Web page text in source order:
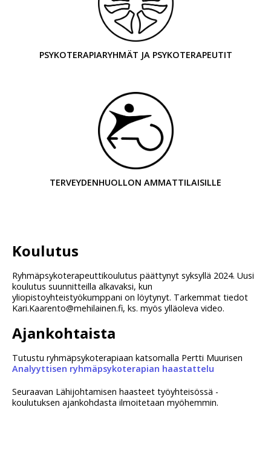
PSYKOTERAPIARYHMÄT JA PSYKOTERAPEUTIT
TERVEYDENHUOLLON AMMATTILAISILLE
Koulutus
Ryhmäpsykoterapeuttikoulutus päättynyt syksyllä 2024. Uusi
koulutus suunnitteilla alkavaksi, kun
yliopistoyhteistyökumppani on löytynyt. Tarkemmat tiedot
Kari.Kaarento@mehilainen.fi, ks. myös ylläoleva video.
Ajankohtaista
Tutustu ryhmäpsykoterapiaan katsomalla Pertti Muurisen
Analyyttisen ryhmäpsykoterapian haastattelu
Seuraavan Lähijohtamisen haasteet työyhteisössä -
koulutuksen ajankohdasta ilmoitetaan myöhemmin.